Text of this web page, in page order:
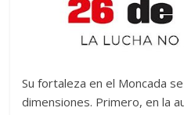
Su fortaleza en el Moncada
dimensiones. Primero, en la